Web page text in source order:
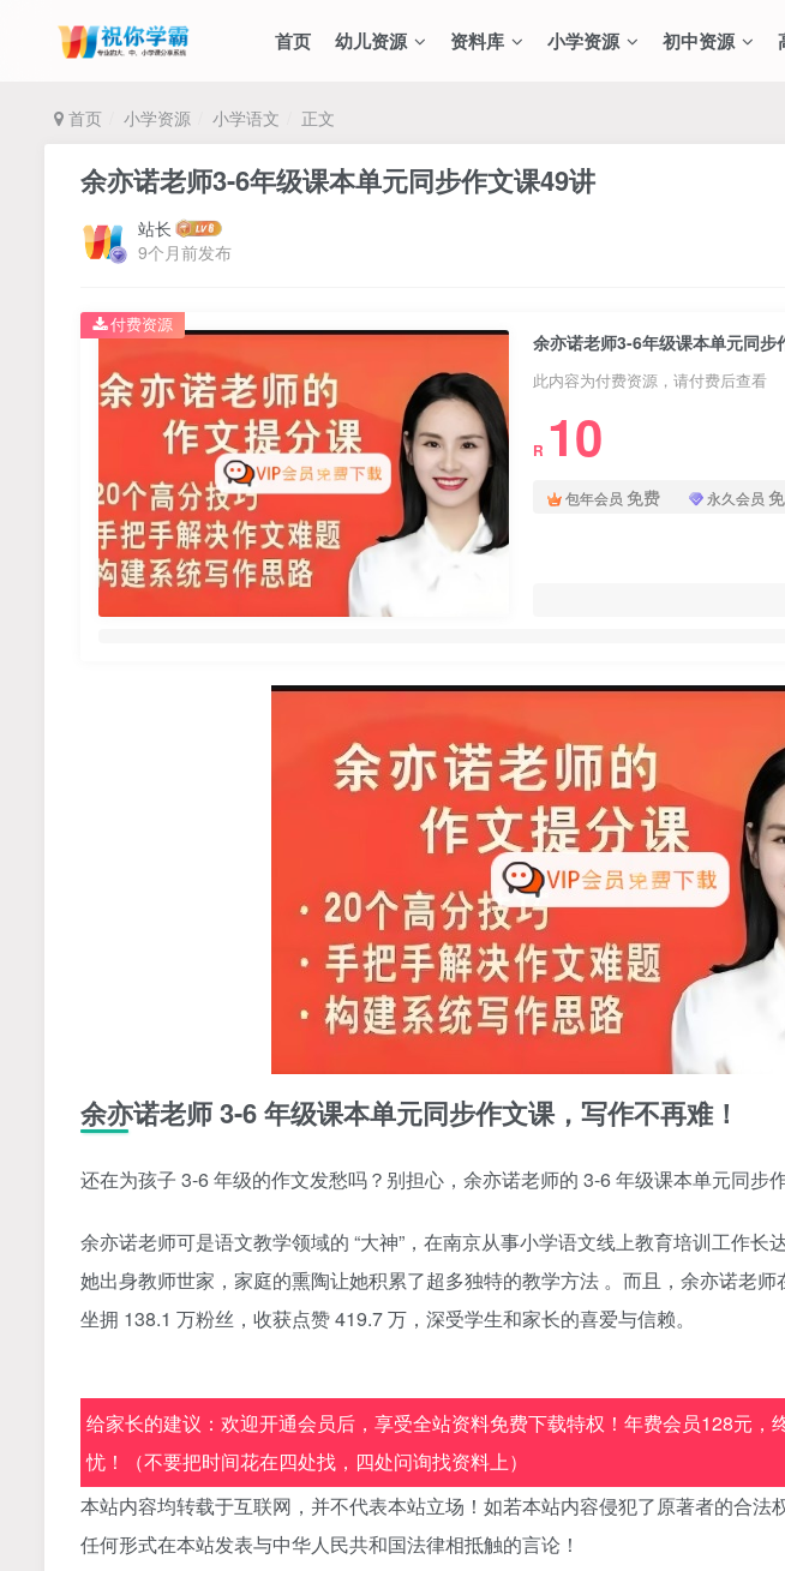
首页 幼儿资源 资料库 小学资源 初中资源
首页 小学资源 小学语文 正文
余亦诺老师3-6年级课本单元同步作文课49讲
站长
9个月前发布
余亦诺老师3-6年级课本单元同步
此内容为付费资源，请付费后查看
R 10
包年会员 免费 永久会员
付费资源
余亦诺老师 3-6 年级课本单元同步作文课，写作不再难！
还在为孩子 3-6 年级的作文发愁吗？别担心，余亦诺老师的 3-6 年级课本单元同步
余亦诺老师可是语文教学领域的 “大神”，在南京从事小学语文线上教育培训工作长
她出身教师世家，家庭的熏陶让她积累了超多独特的教学方法 。而且，余亦诺老师
坐拥 138.1 万粉丝，收获点赞 419.7 万，深受学生和家长的喜爱与信赖。
给家长的建议：欢迎开通会员后，享受全站资料免费下载特权！年费会员128元，
忧！（不要把时间花在四处找，四处问询找资料上）
本站内容均转载于互联网，并不代表本站立场！如若本站内容侵犯了原著者的合法
任何形式在本站发表与中华人民共和国法律相抵触的言论！